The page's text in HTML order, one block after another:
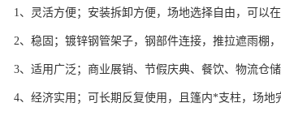
1、灵活方便；安装拆卸方便，场地选择自由，可以在
2、稳固；镀锌钢管架子，钢部件连接，推拉遮雨棚
3、适用广泛；商业展销、节假庆典、餐饮、物流仓
4、经济实用；可长期反复使用，且篷内*支柱，场地